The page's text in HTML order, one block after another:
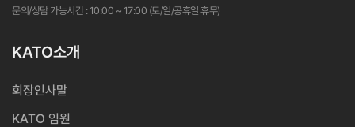
문의/상담 가능시간 : 10:00 ~ 17:00 (토/일/공휴일 휴무)
KATO소개
회장인사말
KATO 임원